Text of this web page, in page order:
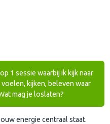
1 sessie waarbij ik kijk naar
kijken, beleven waar
mag je loslaten?
energie centraal staat.